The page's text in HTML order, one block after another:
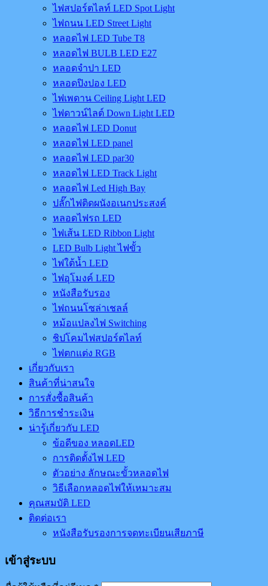
ไฟสปอร์ตไลท์ LED Spot Light
ไฟถนน LED Street Light
หลอดไฟ LED Tube T8
หลอดไฟ BULB LED E27
หลอดจำปา LED
หลอดปิงปอง LED
ไฟเพดาน Ceiling Light LED
ไฟดาวน์ไลต์ Down Light LED
หลอดไฟ LED Donut
หลอดไฟ LED panel
หลอดไฟ LED par30
หลอดไฟ LED Track Light
หลอดไฟ Led High Bay
ปลั๊กไฟติดผนังอเนกประสงค์
หลอดไฟรถ LED
ไฟเส้น LED Ribbon Light
LED Bulb Light ไฟขั้ว
ไฟใต้น้ำ LED
ไฟอุโมงค์ LED
หนังสือรับรอง
ไฟถนนโซล่าเชลล์
หม้อแปลงไฟ Switching
ชิปโคมไฟสปอร์ตไลท์
ไฟตกแต่ง RGB
เกี่ยวกับเรา
สินค้าที่น่าสนใจ
การสั่งซื้อสินค้า
วิธีการชำระเงิน
น่ารู้เกี่ยวกับ LED
ข้อดีของ หลอดLED
การติดตั้งไฟ LED
ตัวอย่าง ลักษณะขั้วหลอดไฟ
วิธีเลือกหลอดไฟให้เหมาะสม
คุณสมบัติ LED
ติดต่อเรา
หนังสือรับรองการจดทะเบียนเสียภาษี
เข้าสู่ระบบ